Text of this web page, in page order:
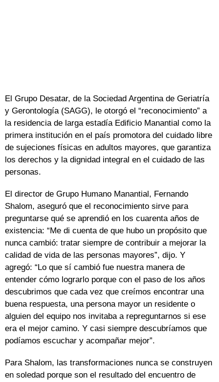
El Grupo Desatar, de la Sociedad Argentina de Geriatría
y Gerontología (SAGG), le otorgó el “reconocimiento” a
la residencia de larga estadía Edificio Manantial como la
primera institución en el país promotora del cuidado libre
de sujeciones físicas en adultos mayores, que garantiza
los derechos y la dignidad integral en el cuidado de las
personas.
El director de Grupo Humano Manantial, Fernando
Shalom, aseguró que el reconocimiento sirve para
preguntarse qué se aprendió en los cuarenta años de
existencia: “Me di cuenta de que hubo un propósito que
nunca cambió: tratar siempre de contribuir a mejorar la
calidad de vida de las personas mayores”, dijo. Y
agregó: “Lo que sí cambió fue nuestra manera de
entender cómo lograrlo porque con el paso de los años
descubrimos que cada vez que creímos encontrar una
buena respuesta, una persona mayor un residente o
alguien del equipo nos invitaba a repreguntarnos si ese
era el mejor camino. Y casi siempre descubríamos que
podíamos escuchar y acompañar mejor”.
Para Shalom, las transformaciones nunca se construyen
en soledad porque son el resultado del encuentro de